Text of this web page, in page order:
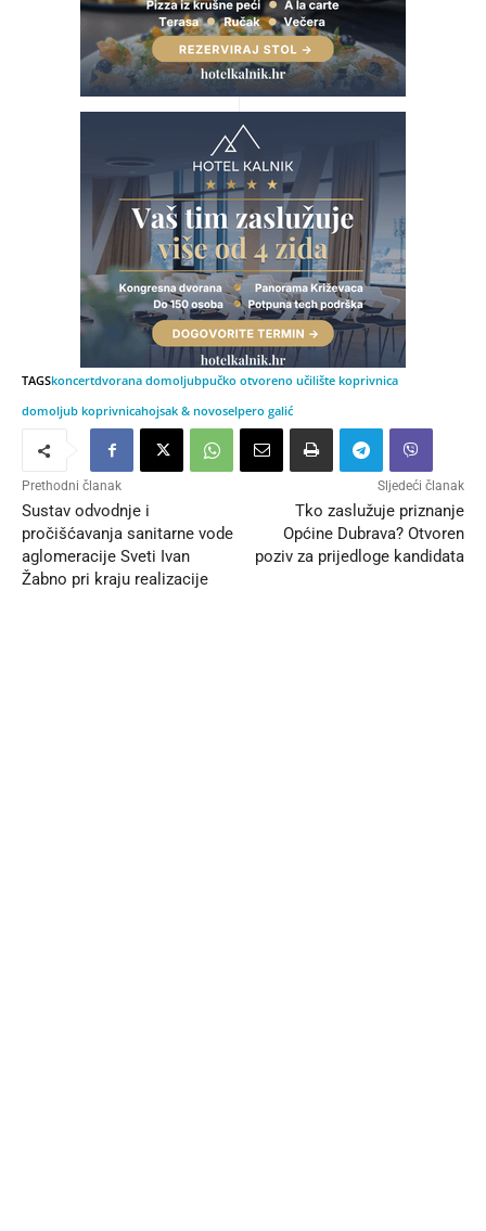
TAGSkoncertdvorana domoljubpučko otvoreno učilište koprivnica
domoljub koprivnicahojsak & novoselpero galić
Prethodni članak
Sustav odvodnje i
pročišćavanja sanitarne vode
aglomeracije Sveti Ivan
Žabno pri kraju realizacije
Sljedeći članak
Tko zaslužuje priznanje
Općine Dubrava? Otvoren
poziv za prijedloge kandidata